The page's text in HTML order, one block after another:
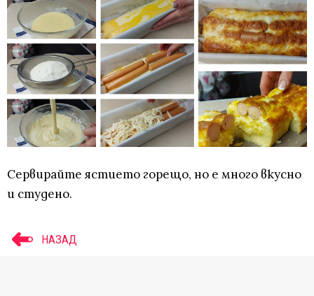
Сервирайте ястието горещо, но е много вкусно
и студено.
НАЗАД